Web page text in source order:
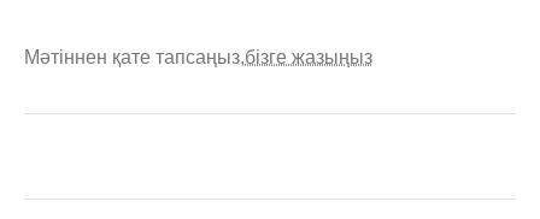
Мәтіннен қате тапсаңыз,бізге жазыңыз